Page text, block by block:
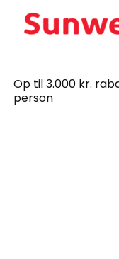
Op til 3.000 kr.
person